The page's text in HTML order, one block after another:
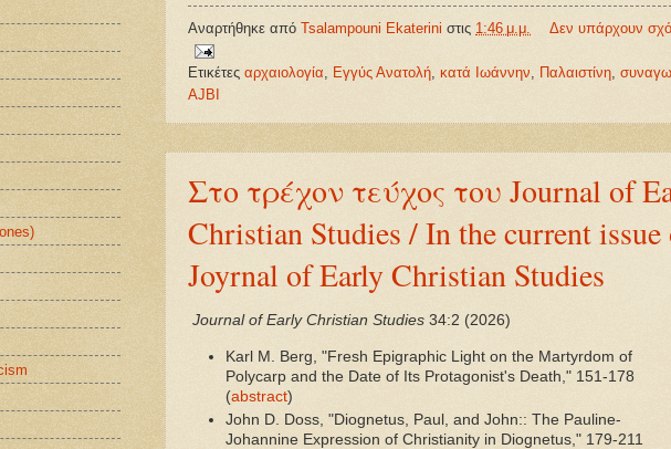
Αναρτήθηκε από Tsalampouni Ekaterini στις 1:46 μ.μ. Δεν υπάρχουν
Ετικέτες αρχαιολογία Εγγύς Ανατολή κατά Ιωάννην Παλαιστίνη
AJBI
Στο τρέχον τεύχος του Journal of
Christian Studies / In the current
Joyrnal of Early Christian Studies
Journal of Early Christian Studies 34:2 (2026)
Karl M. Berg, "Fresh Epigraphic Light on the Martyrdom of
Polycarp and the Date of Its Protagonist's Death," 151-178
(abstract)
John D. Doss, "Diognetus, Paul, and John:: The Pauline-
Johannine Expression of Christianity in Diognetus," 179-211